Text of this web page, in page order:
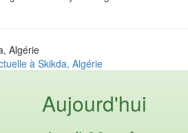
Algérie
à Skikda, Algérie
Aujourd'hui